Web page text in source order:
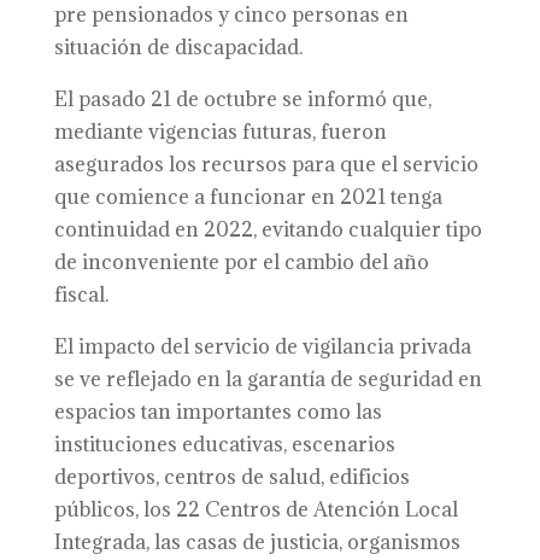
pre pensionados y cinco personas en
situación de discapacidad.
El pasado 21 de octubre se informó que,
mediante vigencias futuras, fueron
asegurados los recursos para que el servicio
que comience a funcionar en 2021 tenga
continuidad en 2022, evitando cualquier tipo
de inconveniente por el cambio del año
fiscal.
El impacto del servicio de vigilancia privada
se ve reflejado en la garantía de seguridad en
espacios tan importantes como las
instituciones educativas, escenarios
deportivos, centros de salud, edificios
públicos, los 22 Centros de Atención Local
Integrada, las casas de justicia, organismos